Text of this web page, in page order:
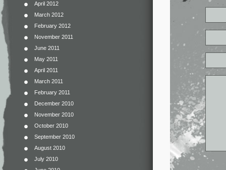
April 2012
March 2012
February 2012
November 2011
June 2011
May 2011
April 2011
March 2011
February 2011
December 2010
November 2010
October 2010
September 2010
August 2010
July 2010